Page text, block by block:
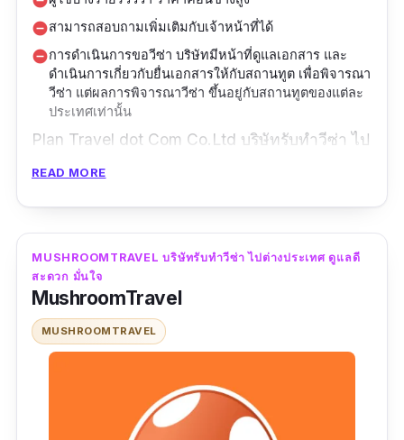
remove_circleสามารถสอบถามเพิ่มเติมกับเจ้าหน้าที่ได้
remove_circleการดำเนินการขอวีซ่า บริษัทมีหน้าที่ดูแลเอกสาร และ
ดำเนินการเกี่ยวกับยื่นเอกสารให้กับสถานทูต เพื่อพิจารณา
วีซ่า แต่ผลการพิจารณาวีซ่า ขึ้นอยู่กับสถานทูตของแต่ละ
ประเทศเท่านั้น
Plan Travel dot Com Co.Ltd บริษัทรับทําวีซ่า ไป
ต่างประเทศทั้งวีซ่าท่องเที่ยว วีซ่าธุรกิจ วีซ่า
มากว่า 8 ปี โดยทีมงานมีความรูเและประสบการณ์
ให้คำปรึกษาและช่วยดำเนินการในการจัดทำ
เอกสารทั้งหนังสือเดินทางและวีซ่า ให้เป็นไปอย่าง
รวดเร็ว สะดวก ตอบโจทย์ลูกค้า นอกจากนี้ที่นี่ยังมี
การเดินทางทั่วโลกเลยค่ะ
READ MORE
MUSHROOMTRAVEL บริษัทรับทําวีซ่า ไปต่างประเทศ ดูแลดี
สะดวก มั่นใจ
MushroomTravel
MUSHROOMTRAVEL